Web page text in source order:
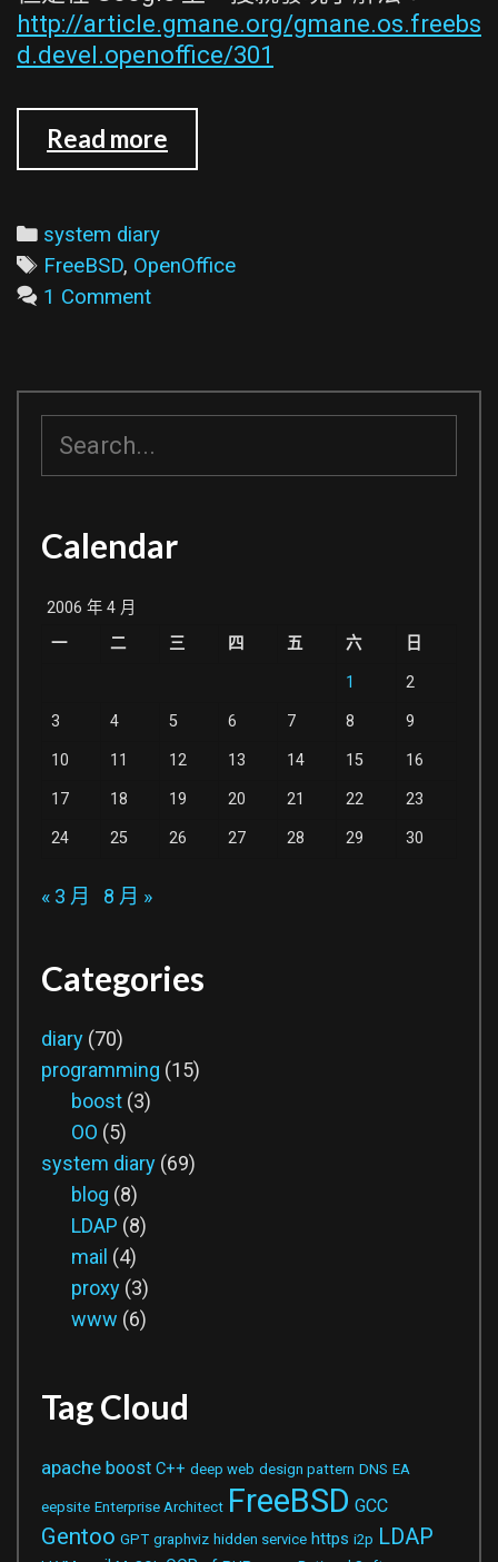
http://article.gmane.org/gmane.os.freebs
d.devel.openoffice/301
Read more
FreeBSD
編
Categories
system diary
Tags
FreeBSD, OpenOffice
1 Comment
Calendar
2006 年 4 月
一
二 三 四 五 六 日
1 2
3 4 5 6 7 8 9
10 11 12 13 14 15 16
17 18 19 20 21 22 23
24 25 26 27 28 29 30
« 3 月 8 月 »
Categories
diary (70)
programming (15)
boost (3)
OO (5)
system diary (69)
blog (8)
LDAP (8)
mail (4)
proxy (3)
www (6)
Tag Cloud
apache boost C++ deep web design pattern DNS EA
eepsite Enterprise Architect FreeBSD GCC
Gentoo GPT graphviz hidden service https i2p LDAP